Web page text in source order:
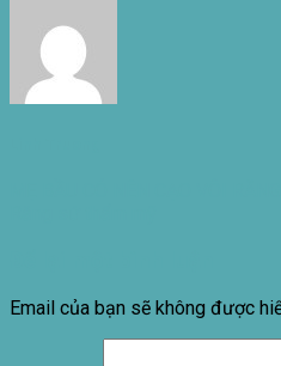
Email của bạn sẽ không được